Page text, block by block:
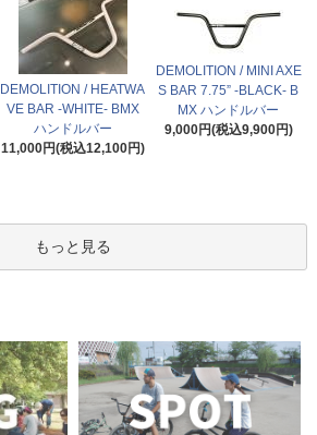
DEMOLITION / HEATWA
VE BAR -WHITE- BMX
ハンドルバー
11,000円(税込12,100円)
DEMOLITION / MINI AXE
S BAR 7.75” -BLACK- B
MX ハンドルバー
9,000円(税込9,900円)
もっと見る